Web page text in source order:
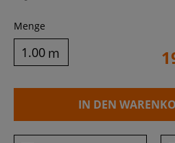
Menge
m
IN DEN